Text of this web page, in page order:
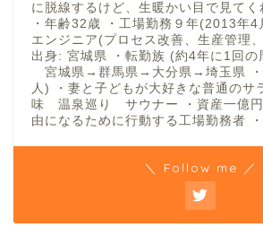
に脱線するけど、生暖かい目で見てく
・年齢32歳 ・工場勤務９年(2013年
エンジニア(プロセス改善、生産管理
出身: 宮城県 ・転勤族 (約4年に1回の
宮城県→群馬県→大分県→埼玉県 ・
人) ・妻と子どもが大好きな普通のサ
味 温泉巡り サウナー ・資産一億円
由になるために行動する工場勤務者
＼ Follow me ／